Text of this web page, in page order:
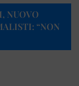
NUOVO
“NON